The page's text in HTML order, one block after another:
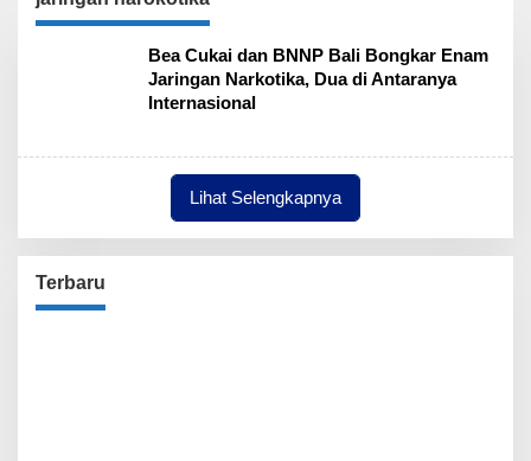
Bea Cukai dan BNNP Bali Bongkar Enam
Jaringan Narkotika, Dua di Antaranya
Internasional
Lihat Selengkapnya
Terbaru